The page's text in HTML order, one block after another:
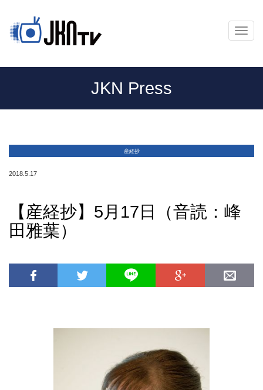
メ
ニ
ー
JKN Press
産経抄
2018.5.17
【産経抄】5月17日（音読：峰
田雅葉）